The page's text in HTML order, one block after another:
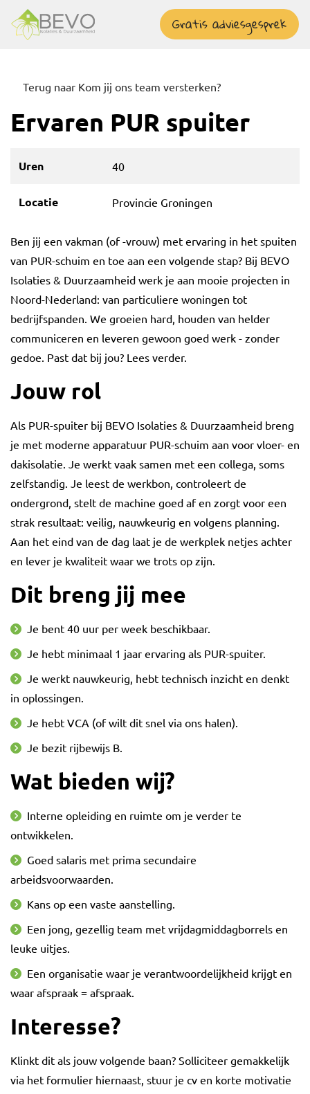
overslaan
Gratis adviesgesprek
Terug naar Kom jij ons team versterken?
Ervaren PUR spuiter
Uren 40
Locatie Provincie Groningen
Ben jij een vakman (of -vrouw) met ervaring in het spuiten
van PUR-schuim en toe aan een volgende stap? Bij BEVO
Isolaties & Duurzaamheid werk je aan mooie projecten in
Noord-Nederland: van particuliere woningen tot
bedrijfspanden. We groeien hard, houden van helder
communiceren en leveren gewoon goed werk - zonder
gedoe. Past dat bij jou? Lees verder.
Jouw rol
Als PUR-spuiter bij BEVO Isolaties & Duurzaamheid breng
je met moderne apparatuur PUR-schuim aan voor vloer- en
dakisolatie. Je werkt vaak samen met een collega, soms
zelfstandig. Je leest de werkbon, controleert de
ondergrond, stelt de machine goed af en zorgt voor een
strak resultaat: veilig, nauwkeurig en volgens planning.
Aan het eind van de dag laat je de werkplek netjes achter
en lever je kwaliteit waar we trots op zijn.
Dit breng jij mee
Je bent 40 uur per week beschikbaar.
Je hebt minimaal 1 jaar ervaring als PUR-spuiter.
Je werkt nauwkeurig, hebt technisch inzicht en denkt
in oplossingen.
Je hebt VCA (of wilt dit snel via ons halen).
Je bezit rijbewijs B.
Wat bieden wij?
Interne opleiding en ruimte om je verder te
ontwikkelen.
Goed salaris met prima secundaire
arbeidsvoorwaarden.
Kans op een vaste aanstelling.
Een jong, gezellig team met vrijdagmiddagborrels en
leuke uitjes.
Een organisatie waar je verantwoordelijkheid krijgt en
waar afspraak = afspraak.
Interesse?
Klinkt dit als jouw volgende baan? Solliciteer gemakkelijk
via het formulier hiernaast, stuur je cv en korte motivatie